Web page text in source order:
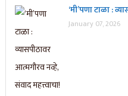
‘मी’पणा टाळा :
January 07, 2026